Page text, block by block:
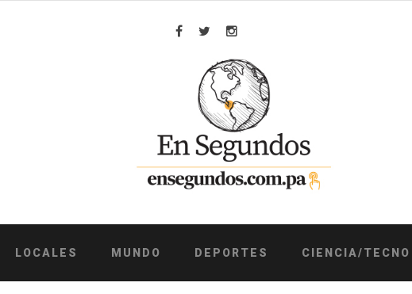
Facebook
TwitterInstagram
LOCALES MUNDO DEPORTES CIENCIA/TECNO